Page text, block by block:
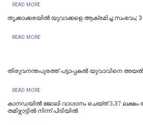
READ MORE
തൃക്കാക്കരയിൽ യുവാക്കളെ ആക്രമിച്ച സംഭവം; 3
READ MORE
തിരുവനന്തപുരത്ത് പട്ടാപ്പകൽ യുവാവിനെ
READ MORE
കാനഡയിൽ ജോലി വാഗ്ദാനം ചെയ്ത് 5.37 ലക്ഷം
തമിഴ്നാട്ടിൽ നിന്ന് പിടിയിൽ